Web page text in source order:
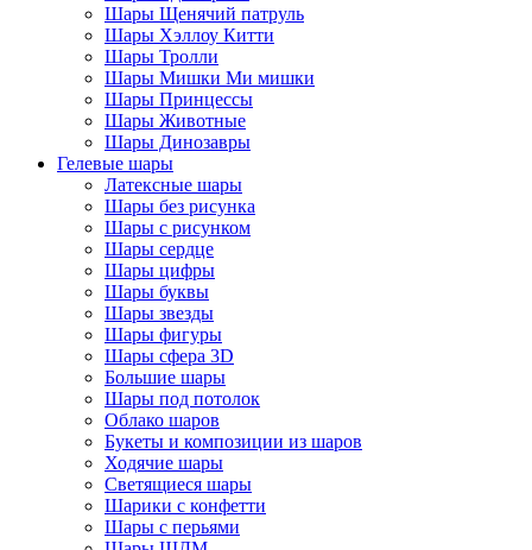
Шары Щенячий патруль
Шары Хэллоу Китти
Шары Тролли
Шары Мишки Ми мишки
Шары Принцессы
Шары Животные
Шары Динозавры
Гелевые шары
Латексные шары
Шары без рисунка
Шары с рисунком
Шары сердце
Шары цифры
Шары буквы
Шары звезды
Шары фигуры
Шары сфера 3D
Большие шары
Шары под потолок
Облако шаров
Букеты и композиции из шаров
Ходячие шары
Светящиеся шары
Шарики с конфетти
Шары с перьями